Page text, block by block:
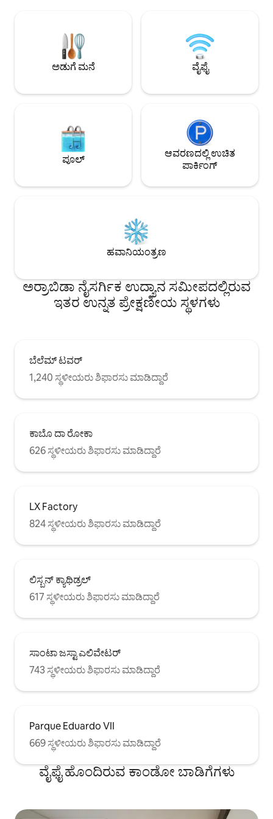
ಬಿಸಿಯಾದ ಪೂಲ್, ಸನ್ ಲೌಂಜರ್‌ಗಳು ಮತ್ತು
ಟೇಬಲ್ ಹೊಂದಿರುವ ವಿಶಾಲವಾದ, ಖಾಸಗಿ
ಉದ್ಯಾನಕ್ಕೆ ಕರೆದೊಯ್ಯುತ್ತವೆ.
ಸೀಮಿತ ಪಾದಚಾರಿ
ಅಥವಾ ಸ್ಕೂಟರ್ ಅನ್ನು
ಅಡುಗೆ ಮನೆ ವೈಫೈ
ಪೂಲ್
ಆವರಣದಲ್ಲಿ ಉಚಿತ
ಪಾರ್ಕಿಂಗ್
ಹವಾನಿಯಂತ್ರಣ
ಅರ್ರಾಬಿಡಾ ನೈಸರ್ಗಿಕ ಉದ್ಯಾನ ಸಮೀಪದಲ್ಲಿರುವ
ಇತರ ಉನ್ನತ ಪ್ರೇಕ್ಷಣೀಯ ಸ್ಥಳಗಳು
ಬೆಲೆಮ್ ಟವರ್
1,240 ಸ್ಥಳೀಯರು ಶಿಫಾರಸು ಮಾಡಿದ್ದಾರೆ
ಕಾಬೊ ದಾ ರೋಕಾ
626 ಸ್ಥಳೀಯರು ಶಿಫಾರಸು ಮಾಡಿದ್ದಾರೆ
LX Factory
824 ಸ್ಥಳೀಯರು ಶಿಫಾರಸು ಮಾಡಿದ್ದಾರೆ
ಲಿಸ್ಬನ್ ಕ್ಯಾಥಿಡ್ರಲ್
617 ಸ್ಥಳೀಯರು ಶಿಫಾರಸು ಮಾಡಿದ್ದಾರೆ
ಸಾಂಟಾ ಜಸ್ಟಾ ಎಲಿವೇಟರ್
743 ಸ್ಥಳೀಯರು ಶಿಫಾರಸು ಮಾಡಿದ್ದಾರೆ
Parque Eduardo VII
669 ಸ್ಥಳೀಯರು ಶಿಫಾರಸು ಮಾಡಿದ್ದಾರೆ
ವೈಫೈ ಹೊಂದಿರುವ ಕಾಂಡೋ ಬಾಡಿಗೆಗಳು